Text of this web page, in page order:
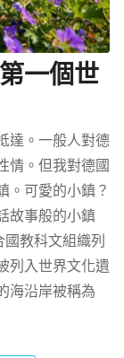
一個世
達。一般人對德
情。但我對德國
。可愛的小鎮？
故事般的小鎮
國教科文組織列
列入世界文化遺
海沿岸被稱為